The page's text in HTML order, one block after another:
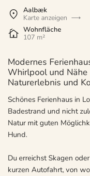
Aalbæk
Karte anzeigen
Wohnfläche
107 m²
Modernes
Whirlpool und
Naturerlebnis und
Schönes Ferienhaus in
Badestrand und nicht
Natur mit guten
Hund.
Du erreichst Skagen
kurzen Autofahrt, von